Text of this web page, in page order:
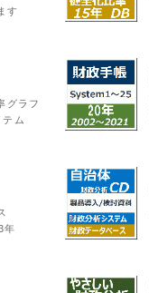
す
グラフ
ム
年